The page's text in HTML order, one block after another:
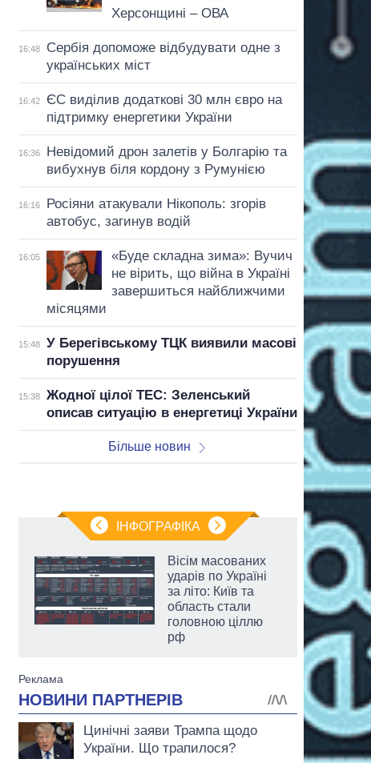
Херсонщині – ОВА
16:48
Сербія допоможе відбудувати одне з
українських міст
16:42
ЄС виділив додаткові 30 млн євро на
підтримку енергетики України
16:36
Невідомий дрон залетів у Болгарію та
вибухнув біля кордону з Румунією
16:16
Росіяни атакували Нікополь: згорів
автобус, загинув водій
16:05
«Буде складна зима»: Вучич
не вірить, що війна в Україні
завершиться найближчими
місяцями
15:48
У Берегівському ТЦК виявили масові
порушення
15:38
Жодної цілої ТЕС: Зеленський
описав ситуацію в енергетиці України
Більше новин
ІНФОГРАФІКА
Вісім масованих
ударів по Україні
за літо: Київ та
область стали
головною ціллю
рф